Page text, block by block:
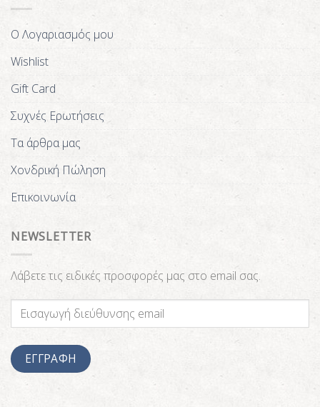
Ο Λογαριασμός μου
Wishlist
Gift Card
Συχνές Ερωτήσεις
Τα άρθρα μας
Χονδρική Πώληση
Επικοινωνία
NEWSLETTER
Λάβετε τις ειδικές προσφορές μας στο email σας.